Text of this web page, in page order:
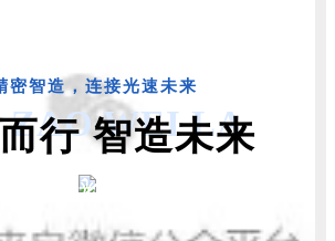
密智造，连接光速未来
ZAO WEI LA
行 智造未来
第十一届光连接大会